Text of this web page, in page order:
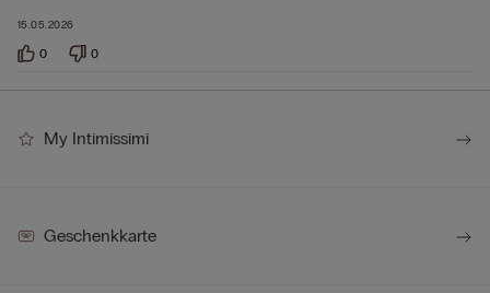
15.05.2026
0 0
My Intimissimi
Geschenkkarte